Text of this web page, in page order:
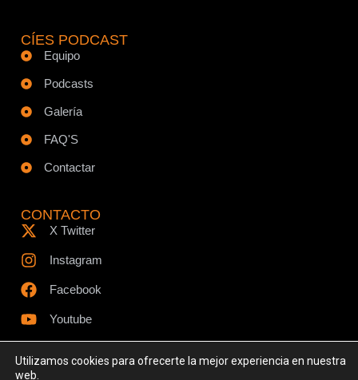
CÍES PODCAST
Equipo
Podcasts
Galería
FAQ'S
Contactar
CONTACTO
X Twitter
Instagram
Facebook
Youtube
Utilizamos cookies para ofrecerte la mejor experiencia en nuestra
web.